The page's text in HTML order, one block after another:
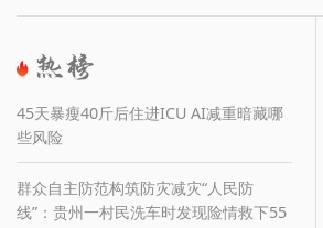
45天暴瘦40斤后住进ICU AI减重暗藏哪
些风险
群众自主防范构筑防灾减灾“人民防
线”：贵州一村民洗车时发现险情救下55